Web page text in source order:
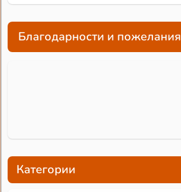
Благодарности и пожелания
Категории